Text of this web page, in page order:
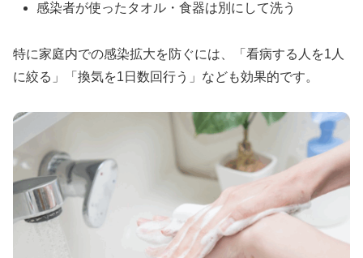
感染者が使ったタオル・食器は別にして洗う
特に家庭内での感染拡大を防ぐには、「看病する人を1人
に絞る」「換気を1日数回行う」なども効果的です。